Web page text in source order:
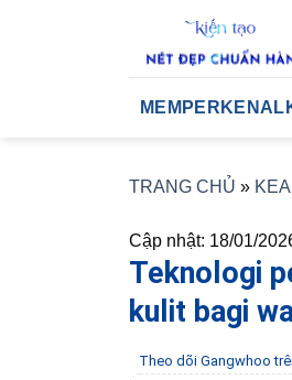
TRANG CHỦ »
Cập nhật: 18/01/
Teknologi
kulit bagi
Theo dõi Gangwhoo